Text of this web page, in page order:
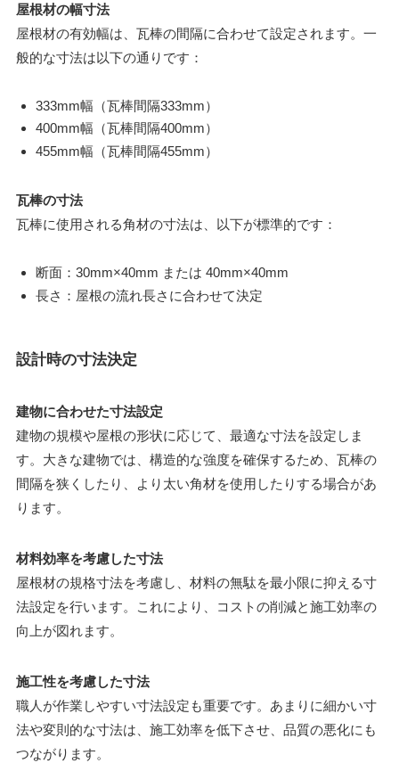
屋根材の幅寸法
屋根材の有効幅は、瓦棒の間隔に合わせて設定されます。一
般的な寸法は以下の通りです：
333mm幅（瓦棒間隔333mm）
400mm幅（瓦棒間隔400mm）
455mm幅（瓦棒間隔455mm）
瓦棒の寸法
瓦棒に使用される角材の寸法は、以下が標準的です：
断面：30mm×40mm または 40mm×40mm
長さ：屋根の流れ長さに合わせて決定
設計時の寸法決定
建物に合わせた寸法設定
建物の規模や屋根の形状に応じて、最適な寸法を設定しま
す。大きな建物では、構造的な強度を確保するため、瓦棒の
間隔を狭くしたり、より太い角材を使用したりする場合があ
ります。
材料効率を考慮した寸法
屋根材の規格寸法を考慮し、材料の無駄を最小限に抑える寸
法設定を行います。これにより、コストの削減と施工効率の
向上が図れます。
施工性を考慮した寸法
職人が作業しやすい寸法設定も重要です。あまりに細かい寸
法や変則的な寸法は、施工効率を低下させ、品質の悪化にも
つながります。